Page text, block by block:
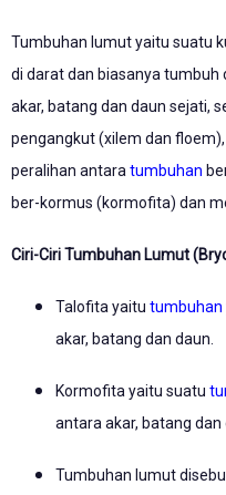
Tumbuhan lumut yaitu suatu
di darat dan biasanya
akar, batang dan daun sejati,
pengangkut (xilem dan
peralihan antara tumbuhan
ber-kormus (kormofita) dan
Ciri-Ciri Tumbuhan Lumut
Talofita yaitu tumbuhan
akar, batang dan daun.
Kormofita yaitu suatu
antara akar, batang dan
Tumbuhan lumut